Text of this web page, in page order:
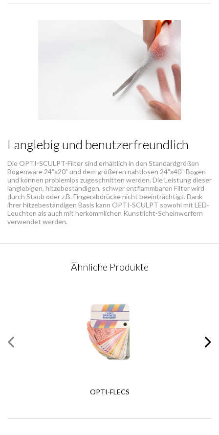
Langlebig und benutzerfreundlich
Die OPTI-SCULPT-Filter sind erhältlich in den Standardgrößen
Bogenware 24"x20" und dem größeren nahtlosen 24"x40"-Bogen
und können problemlos zugeschnitten werden. Die Leistung dieser
langlebigen, hitzebeständigen, schwer entflammbaren Filter wird
durch Staub oder z.B. Fingerabdrücke nicht beeinträchtigt. Dank
ihrer hitzebeständigen Basis kann OPTI-SCULPT sowohl mit LED-
Leuchten als auch mit herkömmlichen Kunstlicht-Scheinwerfern
verwendet werden.
KONTAKTANFRAGE
E-Mail bestätigen*
Ähnliche Produkte
OPTI-FLECS